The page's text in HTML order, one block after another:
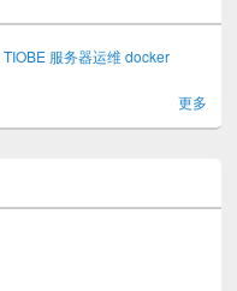
TIOBE 服务器运维 docker
更多